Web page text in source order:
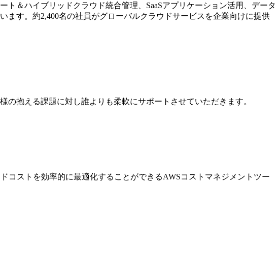
＆ハイブリッドクラウド統合管理、SaaSアプリケーション活用、データ
ます。約2,400名の社員がグローバルクラウドサービスを企業向けに提供
抱える課題に対し誰よりも柔軟にサポートさせていただきます。
コストを効率的に最適化することができるAWSコストマネジメントツー